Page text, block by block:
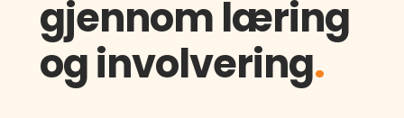
gjennom læring
og involvering.